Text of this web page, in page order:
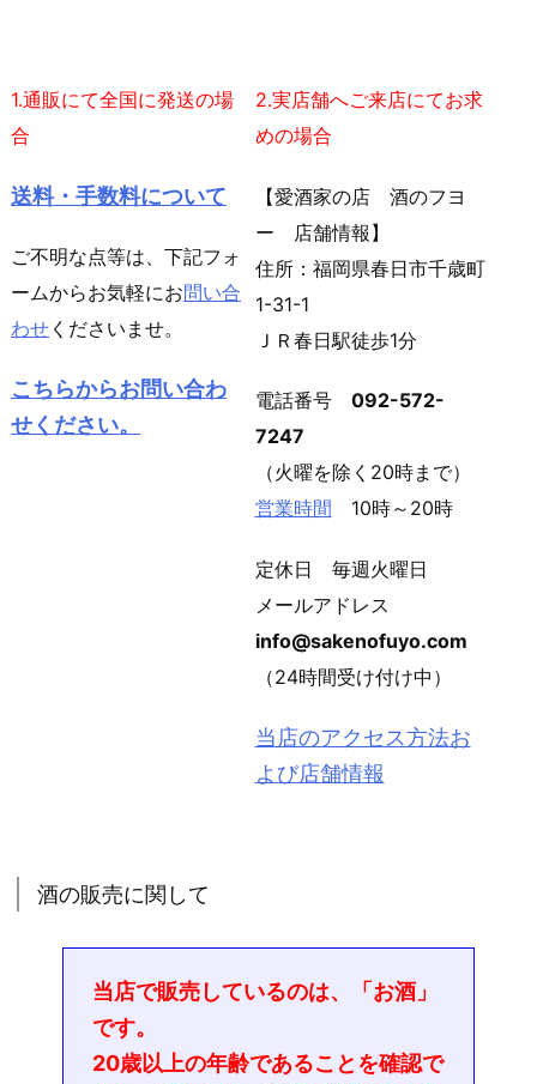
1.通販にて全国に発送の場
合
送料・手数料について
ご不明な点等は、下記フォ
ームからお気軽にお問い合
わせ くださいませ。
こちらからお問い合わ
せください。
2.実店舗へご来店にてお求
めの場合
【愛酒家の店 酒のフヨ
ー 店舗情報】
住所：福岡県春日市千歳町
1-31-1
ＪＲ春日駅徒歩1分
電話番号 092-572-
7247
（火曜を除く20時まで）
営業時間 10時～20時
定休日 毎週火曜日
メールアドレス
info@sakenofuyo.com
（24時間受け付け中）
当店のアクセス方法お
よび店舗情報
酒の販売に関して
当店で販売しているのは、「お酒」
です。
20歳以上の年齢であることを確認で